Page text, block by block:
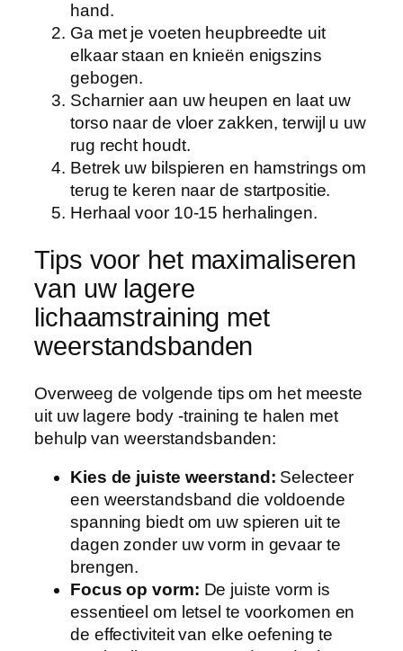
hand.
Ga met je voeten heupbreedte uit
elkaar staan en knieën enigszins
gebogen.
Scharnier aan uw heupen en laat uw
torso naar de vloer zakken, terwijl u uw
rug recht houdt.
Betrek uw bilspieren en hamstrings om
terug te keren naar de startpositie.
Herhaal voor 10-15 herhalingen.
Tips voor het maximaliseren
van uw lagere
lichaamstraining met
weerstandsbanden
Overweeg de volgende tips om het meeste
uit uw lagere body -training te halen met
behulp van weerstandsbanden:
Kies de juiste weerstand: Selecteer
een weerstandsband die voldoende
spanning biedt om uw spieren uit te
dagen zonder uw vorm in gevaar te
brengen.
Focus op vorm: De juiste vorm is
essentieel om letsel te voorkomen en
de effectiviteit van elke oefening te